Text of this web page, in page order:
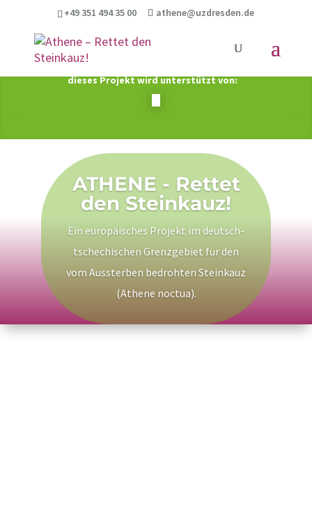
+49 351 494 35 00 athene@uzdresden.de
dieses Projekt wird unterstützt von:
ATHENE - Rettet
den Steinkauz!
Ein europäisches Projekt im deutsch-
tschechischen Grenzgebiet für den
vom Aussterben bedrohten Steinkauz
(Athene noctua).